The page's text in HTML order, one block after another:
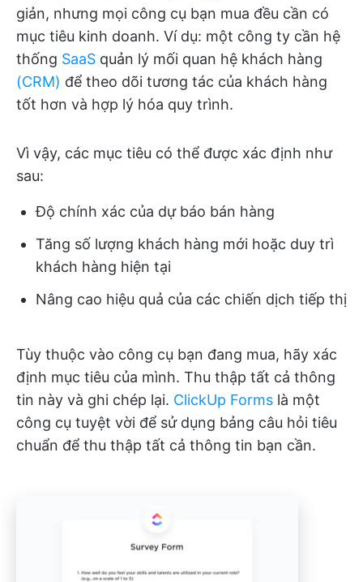
giản, nhưng mọi công cụ bạn mua đều cần có
mục tiêu kinh doanh. Ví dụ: một công ty cần hệ
thống SaaS quản lý mối quan hệ khách hàng
(CRM) để theo dõi tương tác của khách hàng
tốt hơn và hợp lý hóa quy trình.
Vì vậy, các mục tiêu có thể được xác định như
sau:
Độ chính xác của dự báo bán hàng
Tăng số lượng khách hàng mới hoặc duy trì
khách hàng hiện tại
Nâng cao hiệu quả của các chiến dịch tiếp thị
Tùy thuộc vào công cụ bạn đang mua, hãy xác
định mục tiêu của mình. Thu thập tất cả thông
tin này và ghi chép lại. ClickUp Forms là một
công cụ tuyệt vời để sử dụng bảng câu hỏi tiêu
chuẩn để thu thập tất cả thông tin bạn cần.